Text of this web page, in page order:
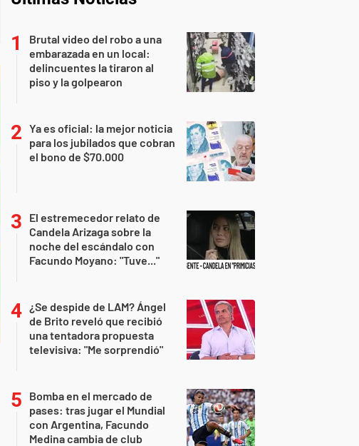
Brutal video del robo a una
embarazada en un local:
delincuentes la tiraron al
piso y la golpearon
Ya es oficial: la mejor noticia
para los jubilados que cobran
el bono de $70.000
El estremecedor relato de
Candela Arizaga sobre la
noche del escándalo con
Facundo Moyano: "Tuve..."
¿Se despide de LAM? Ángel
de Brito reveló que recibió
una tentadora propuesta
televisiva: "Me sorprendió"
Bomba en el mercado de
pases: tras jugar el Mundial
con Argentina, Facundo
Medina cambia de club